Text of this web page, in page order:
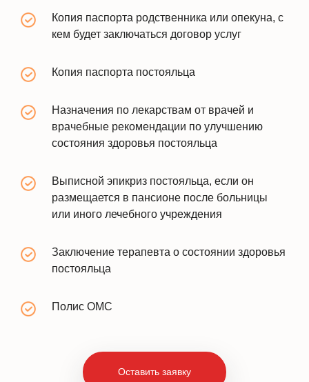
Копия паспорта родственника или опекуна, с
кем будет заключаться договор услуг
Копия паспорта постояльца
Назначения по лекарствам от врачей и
врачебные рекомендации по улучшению
состояния здоровья постояльца
Выписной эпикриз постояльца, если он
размещается в пансионе после больницы
или иного лечебного учреждения
Заключение терапевта о состоянии здоровья
постояльца
Полис ОМС
Оставить заявку